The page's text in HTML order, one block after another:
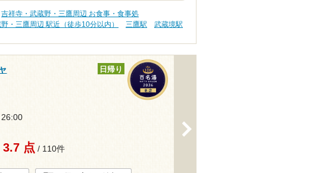
吉祥寺・武蔵野・三鷹周辺 お食事・食事処
・三鷹周辺 駅近（徒歩10分以内） 三鷹駅
武蔵境駅
日帰り
3.7 点 / 110件